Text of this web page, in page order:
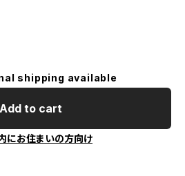
shipping available
Add to cart
にお住まいの方向け